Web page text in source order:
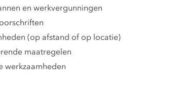
en werkvergunningen
(op afstand of op locatie)
maatregelen
werkzaamheden